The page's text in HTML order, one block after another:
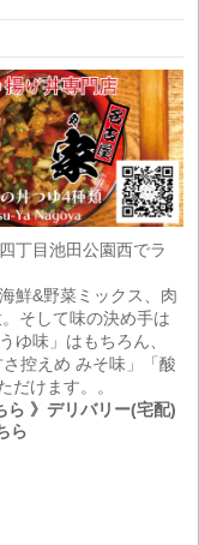
丁目池田公園西でラ
鮮&野菜ミックス、肉
そして味の決め手は
ゆ味」はもちろん、
控えめ みそ味」「酸
だけます。。
ら 》デリバリー(宅配)
ら